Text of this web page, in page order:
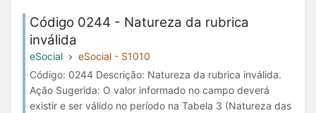
Código 0244 - Natureza da rubrica
inválida
eSocial
eSocial - S1010
Código: 0244 Descrição: Natureza da rubrica inválida.
Ação Sugerida: O valor informado no campo deverá
existir e ser válido no período na Tabela 3 (Natureza das